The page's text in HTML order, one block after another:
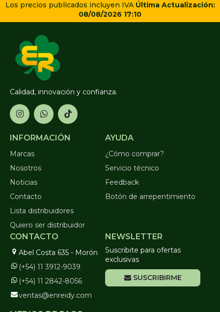
Los precios publicados incluyen IVA Última Actualización:
08/08/2026 17:10
Calidad, innovación y confianza.
INFORMACIÓN
Marcas
Nosotros
Noticias
Contacto
Lista distribuidores
Quiero ser distribuidor
AYUDA
¿Cómo comprar?
Servicio técnico
Feedback
Botón de arrepentimiento
CONTACTO
Abel Costa 635 - Morón
(+54) 11 3912-9039
(+54) 11 2842-8056
ventas@enreidy.com
NEWSLETTER
Suscribite para ofertas
exclusivas
SUSCRIBIRME